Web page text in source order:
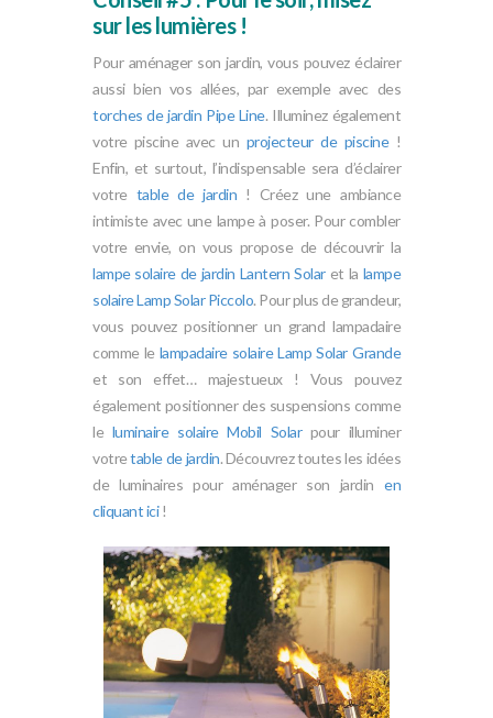
sur les lumières !
Pour aménager son jardin, vous pouvez éclairer
aussi bien vos allées, par exemple avec des
torches de jardin Pipe Line. Illuminez également
votre piscine avec un projecteur de piscine!
Enfin, et surtout, l’indispensable sera d’éclairer
votre table de jardin ! Créez une ambiance
intimiste avec une lampe à poser. Pour combler
votre envie, on vous propose de découvrir la
lampe solaire de jardin Lantern Solaret la lampe
solaire Lamp Solar Piccolo. Pour plus de grandeur,
vous pouvez positionner un grand lampadaire
comme le lampadaire solaire Lamp Solar Grande
et son effet… majestueux ! Vous pouvez
également positionner des suspensions comme
le luminaire solaire Mobil Solarpour illuminer
votretable de jardin. Découvrez toutes les idées
de luminaires pour aménager son jardin en
cliquant ici!